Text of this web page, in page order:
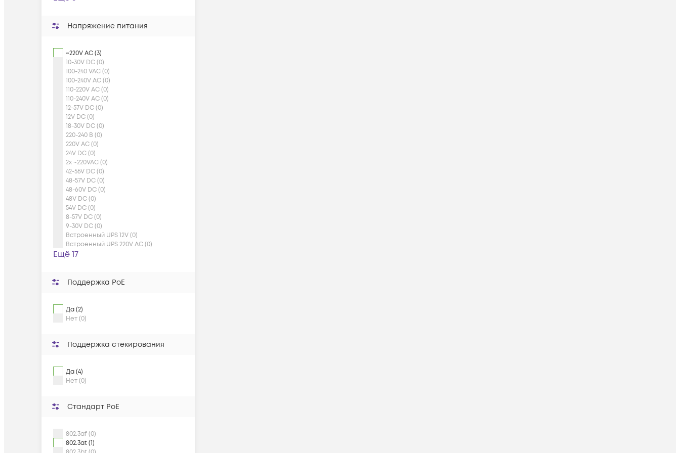
Напряжение питания
~220V AC (3)
10-30V DC (0)
100-240 VAC (0)
100-240V AC (0)
110-220V AC (0)
110-240V AC (0)
12-57V DC (0)
12V DC (0)
18-30V DC (0)
220-240 В (0)
220V AC (0)
24V DC (0)
2x ~220VAC (0)
42-56V DC (0)
48-57V DC (0)
48-60V DC (0)
48V DC (0)
54V DC (0)
8-57V DC (0)
9-30V DC (0)
Встроенный UPS 12V (0)
Встроенный UPS 220V AC (0)
Ещё 17
Поддержка PoE
Да (2)
Нет (0)
Поддержка стекирования
Да (4)
Нет (0)
Cтандарт PoE
802.3af (0)
802.3at (1)